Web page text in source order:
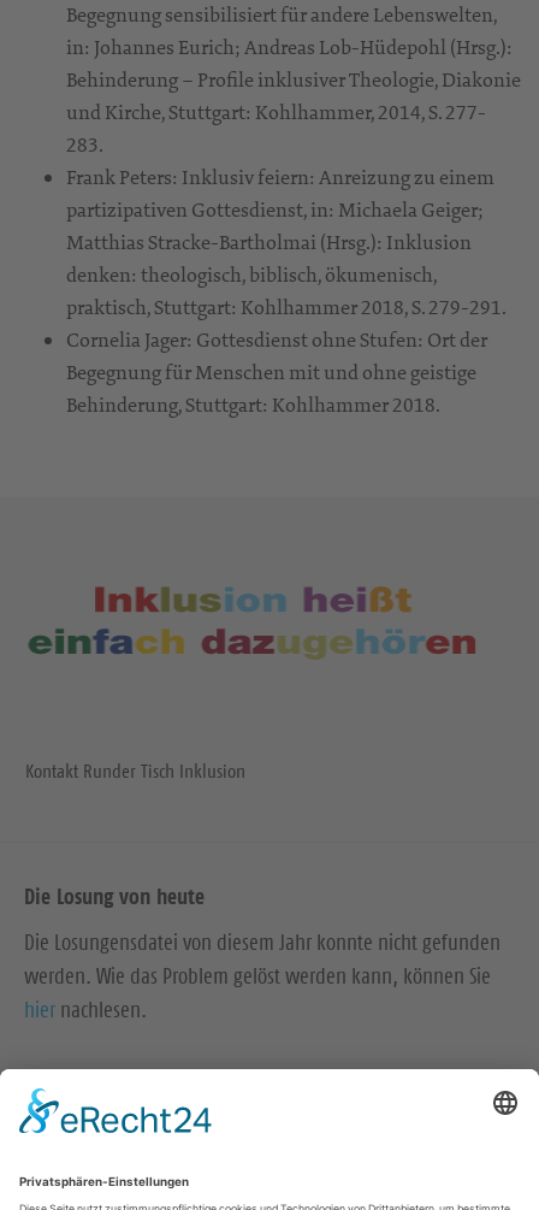
Begegnung sensibilisiert für andere Lebenswelten,
in: Johannes Eurich; Andreas Lob-Hüdepohl (Hrsg.):
Behinderung – Profile inklusiver Theologie, Diakonie
und Kirche, Stuttgart: Kohlhammer, 2014, S. 277-
283.
Frank Peters: Inklusiv feiern: Anreizung zu einem
partizipativen Gottesdienst, in: Michaela Geiger;
Matthias Stracke-Bartholmai (Hrsg.): Inklusion
denken: theologisch, biblisch, ökumenisch,
praktisch, Stuttgart: Kohlhammer 2018, S. 279-291.
Cornelia Jager: Gottesdienst ohne Stufen: Ort der
Begegnung für Menschen mit und ohne geistige
Behinderung, Stuttgart: Kohlhammer 2018.
Kontakt Runder Tisch Inklusion
Die Losung von heute
Die Losungensdatei von diesem Jahr konnte nicht gefunden
werden. Wie das Problem gelöst werden kann, können Sie
hier nachlesen.